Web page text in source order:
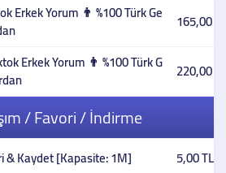
Erkek Yorum 👨 %100 Türk Ge 165,00 TL
Erkek Yorum 👨 %100 Türk G 220,00 TL
/ Favori / İndirme
& Kaydet [Kapasite: 1M]
5,00 TL